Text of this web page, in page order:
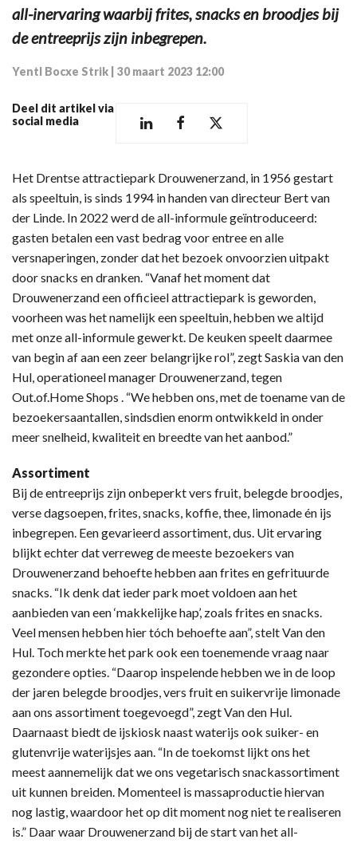
all-inervaring waarbij frites, snacks en broodjes bij
de entreeprijs zijn inbegrepen.
Yentl Bocxe Strik 30 maart 2023 12:00
Deel dit artikel via
social media
Het Drentse attractiepark Drouwenerzand, in 1956 gestart
als speeltuin, is sinds 1994 in handen van directeur Bert van
der Linde. In 2022 werd de all-informule geïntroduceerd:
gasten betalen een vast bedrag voor entree en alle
versnaperingen, zonder dat het bezoek onvoorzien uitpakt
door snacks en dranken. “Vanaf het moment dat
Drouwenerzand een officieel attractiepark is geworden,
voorheen was het namelijk een speeltuin, hebben we altijd
met onze all-informule gewerkt. De keuken speelt daarmee
van begin af aan een zeer belangrijke rol”, zegt Saskia van den
Hul, operationeel manager Drouwenerzand, tegen
Out.of.Home Shops . “We hebben ons, met de toename van de
bezoekersaantallen, sindsdien enorm ontwikkeld in onder
meer snelheid, kwaliteit en breedte van het aanbod.”
Assortiment
Bij de entreeprijs zijn onbeperkt vers fruit, belegde broodjes,
verse dagsoepen, frites, snacks, koffie, thee, limonade én ijs
inbegrepen. Een gevarieerd assortiment, dus. Uit ervaring
blijkt echter dat verreweg de meeste bezoekers van
Drouwenerzand behoefte hebben aan frites en gefrituurde
snacks. “Ik denk dat ieder park moet voldoen aan het
aanbieden van een ‘makkelijke hap’, zoals frites en snacks.
Veel mensen hebben hier tóch behoefte aan”, stelt Van den
Hul. Toch merkte het park ook een toenemende vraag naar
gezondere opties. “Daarop inspelende hebben we in de loop
der jaren belegde broodjes, vers fruit en suikervrije limonade
aan ons assortiment toegevoegd”, zegt Van den Hul.
Daarnaast biedt de ijskiosk naast waterijs ook suiker- en
glutenvrije waterijsjes aan. “In de toekomst lijkt ons het
meest aannemelijk dat we ons vegetarisch snackassortiment
uit kunnen breiden. Momenteel is massaproductie hiervan
nog lastig, waardoor het op dit moment nog niet te realiseren
is.” Daar waar Drouwenerzand bij de start van het all-